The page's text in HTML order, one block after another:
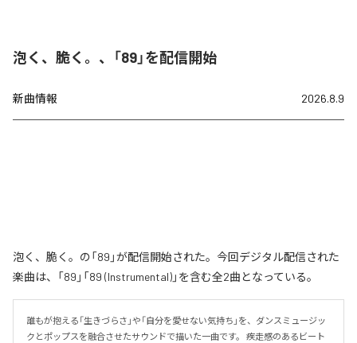
泡く、脆く。、「89」を配信開始
新曲情報 2026.8.9
泡く、脆く。の「89」が配信開始された。今回デジタル配信された
楽曲は、「89」「89 (Instrumental)」を含む全2曲となっている。
誰もが抱える「生きづらさ」や「自分を愛せない気持ち」を、ダンスミュージッ
クとポップスを融合させたサウンドで描いた一曲です。 疾走感のあるビート